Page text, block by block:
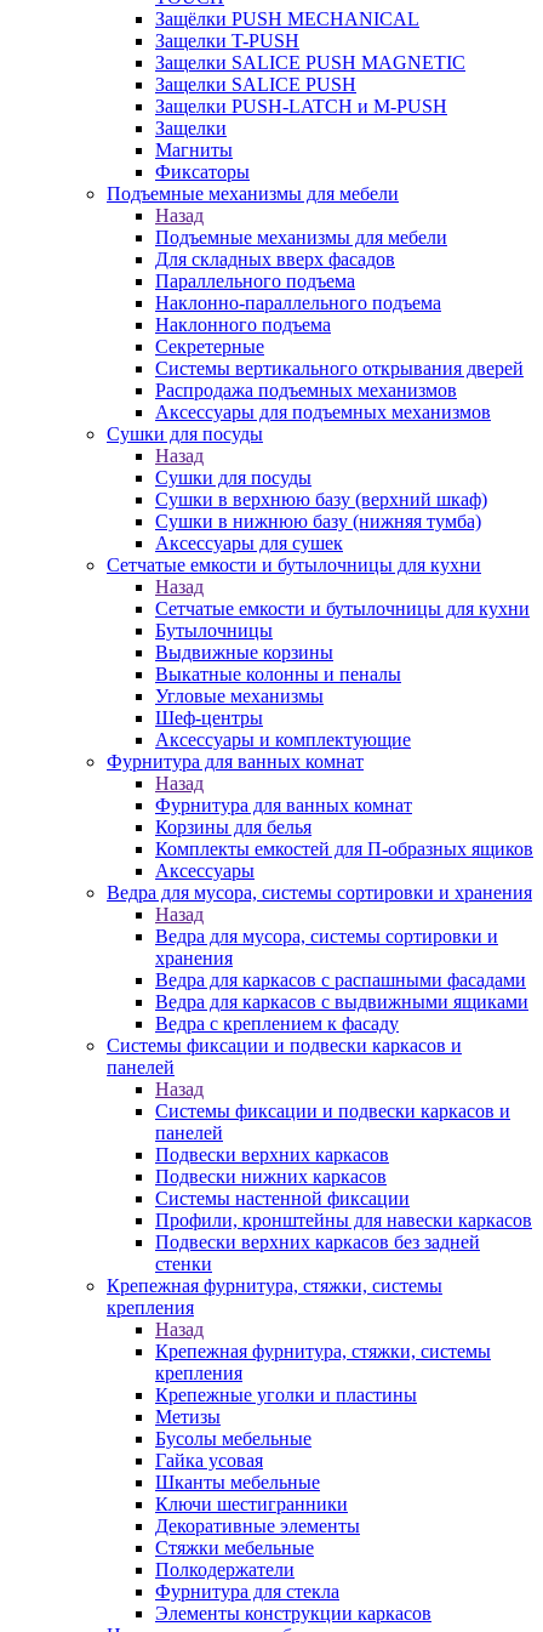
Защёлки PUSH MECHANICAL
Защелки T-PUSH
Защелки SALICE PUSH MAGNETIC
Защелки SALICE PUSH
Защелки PUSH-LATCH и M-PUSH
Защелки
Магниты
Фиксаторы
Подъемные механизмы для мебели
Назад
Подъемные механизмы для мебели
Для складных вверх фасадов
Параллельного подъема
Наклонно-параллельного подъема
Наклонного подъема
Секретерные
Системы вертикального открывания дверей
Распродажа подъемных механизмов
Аксессуары для подъемных механизмов
Сушки для посуды
Назад
Сушки для посуды
Сушки в верхнюю базу (верхний шкаф)
Сушки в нижнюю базу (нижняя тумба)
Аксессуары для сушек
Сетчатые емкости и бутылочницы для кухни
Назад
Сетчатые емкости и бутылочницы для кухни
Бутылочницы
Выдвижные корзины
Выкатные колонны и пеналы
Угловые механизмы
Шеф-центры
Аксессуары и комплектующие
Фурнитура для ванных комнат
Назад
Фурнитура для ванных комнат
Корзины для белья
Комплекты емкостей для П-образных ящиков
Аксессуары
Ведра для мусора, системы сортировки и хранения
Назад
Ведра для мусора, системы сортировки и
хранения
Ведра для каркасов с распашными фасадами
Ведра для каркасов с выдвижными ящиками
Ведра с креплением к фасаду
Системы фиксации и подвески каркасов и
панелей
Назад
Системы фиксации и подвески каркасов и
панелей
Подвески верхних каркасов
Подвески нижних каркасов
Системы настенной фиксации
Профили, кронштейны для навески каркасов
Подвески верхних каркасов без задней
стенки
Крепежная фурнитура, стяжки, системы
крепления
Назад
Крепежная фурнитура, стяжки, системы
крепления
Крепежные уголки и пластины
Метизы
Бусолы мебельные
Гайка усовая
Шканты мебельные
Ключи шестигранники
Декоративные элементы
Стяжки мебельные
Полкодержатели
Фурнитура для стекла
Элементы конструкции каркасов